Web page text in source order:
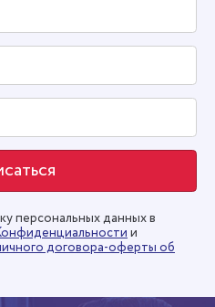
персональных данных в
и
договора-оферты об